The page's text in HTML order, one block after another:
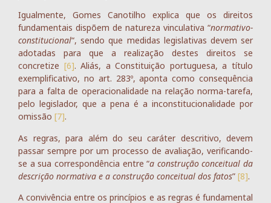
Igualmente, Gomes Canotilho explica que os direitos
fundamentais dispõem de natureza vinculativa “normativo-
constitucional“, sendo que medidas legislativas devem ser
adotadas para que a realização destes direitos se
concretize [6]. Aliás, a Constituição portuguesa, a título
exemplificativo, no art. 283º, aponta como consequência
para a falta de operacionalidade na relação norma-tarefa,
pelo legislador, que a pena é a inconstitucionalidade por
omissão [7].
As regras, para além do seu caráter descritivo, devem
passar sempre por um processo de avaliação, verificando-
se a sua correspondência entre “a construção conceitual da
descrição normativa e a construção conceitual dos fatos” [8].
A convivência entre os princípios e as regras é fundamental